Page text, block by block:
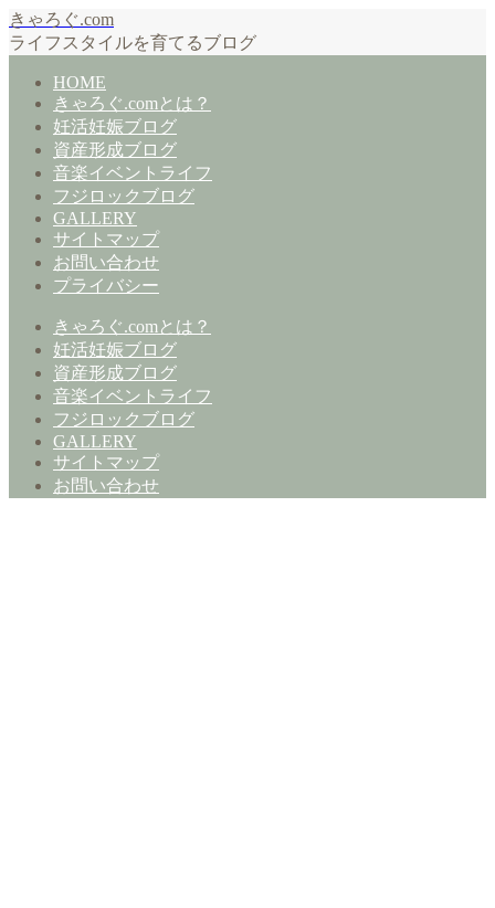
きゃろぐ.com
ライフスタイルを育てるブログ
HOME
きゃろぐ.comとは？
妊活妊娠ブログ
資産形成ブログ
音楽イベントライフ
フジロックブログ
GALLERY
サイトマップ
お問い合わせ
プライバシー
きゃろぐ.comとは？
妊活妊娠ブログ
資産形成ブログ
音楽イベントライフ
フジロックブログ
GALLERY
サイトマップ
お問い合わせ